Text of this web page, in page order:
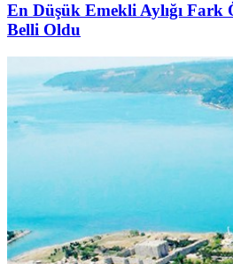
En Düşük Emekli Aylığı Fark
Belli Oldu